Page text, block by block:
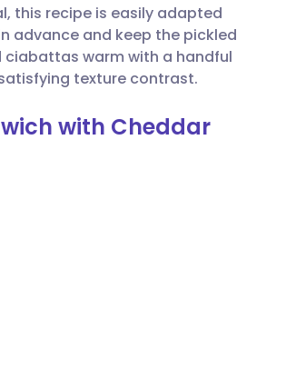
this recipe is easily adapted
advance and keep the pickled
ciabattas warm with a handful
texture contrast.
with Cheddar